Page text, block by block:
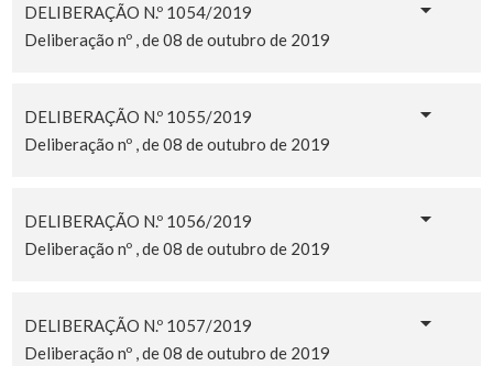
DELIBERAÇÃO N.º 1054/2019
Deliberação nº , de 08 de outubro de 2019
DELIBERAÇÃO N.º 1055/2019
Deliberação nº , de 08 de outubro de 2019
DELIBERAÇÃO N.º 1056/2019
Deliberação nº , de 08 de outubro de 2019
DELIBERAÇÃO N.º 1057/2019
Deliberação nº , de 08 de outubro de 2019